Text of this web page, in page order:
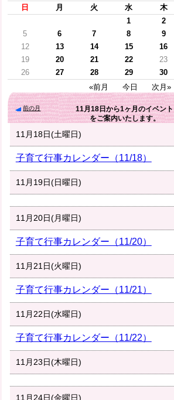
日 月 火 水 木
1
2
5
6 7 8 9
12
13 14 15 16
19
20 21 22 23
26
27 28 29
30
«前月
今日 次月»
前の月 11月18日から1ヶ月のイベント
をご案内いたします。
11月18日(土曜日)
子育て行事カレンダー（11/18）
11月19日(日曜日)
11月20日(月曜日)
子育て行事カレンダー（11/20）
11月21日(火曜日)
子育て行事カレンダー（11/21）
11月22日(水曜日)
子育て行事カレンダー（11/22）
11月23日(木曜日)
11月24日(金曜日)